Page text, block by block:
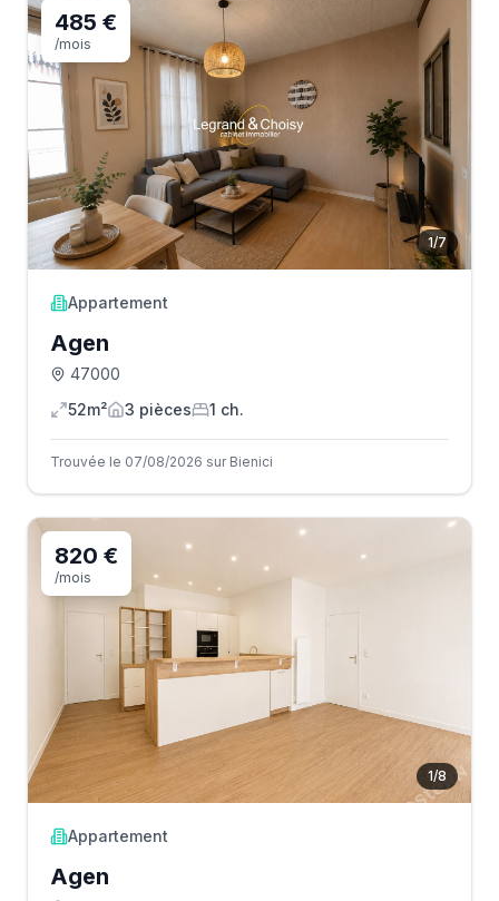
1/7
485 €
/mois
Appartement
Agen
47000
52m²
3 pièces 1 ch.
Trouvée le 07/08/2026 sur Bienici
1/8
820 €
/mois
Appartement
Agen